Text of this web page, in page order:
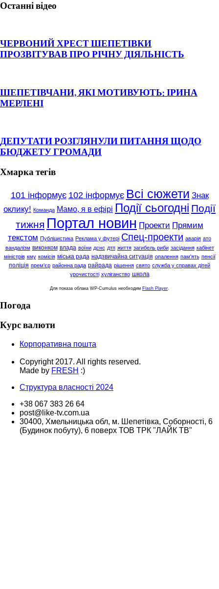
Останні відео
ЧЕРВОНИЙ ХРЕСТ ШЕПЕТІВКИ
ПРОЗВІТУВАВ ПРО РІЧНУ ДІЯЛЬНІСТЬ
ШЕПЕТІВЧАНИ, ЯКІ МОТИВУЮТЬ: ІРИНА
МЕРЛЕНІ
ДЕПУТАТИ РОЗГЛЯНУЛИ ПИТАННЯ ЩОДО
БЮДЖЕТУ ГРОМАДИ
Хмарка тегів
101 інформує 102 інформує Всі сюжети Знак
оклику! Команда Мамо, я в ефірі Події сьогодні Події
тижня Портал новин Проекти Прямим
текстом Публіцистика Реклама у футері Спец-проекти аварія ато
вандалізм виконком влада воїни дснс дтп життя загибель риби засідання кабінет
міністрів кму комісія міська рада надзвичайна ситуація опалення пам'ять пенсії
поліція прем'єр районна рада райрада рішення свято служба у справах дітей
урочистості хуліганство школа
Для показа облака WP-Cumulus необходим Flash Player
Погода
Курс валюти
Корпоративна пошта
Copyright 2017. All rights reserved.
Made by FRESH :)
Структура власності 2024
+38 067 383 26 64
post@like-tv.com.ua
30400, Хмельницька обл, м. Шепетівка, Соборності, 6
(Будинок побуту), 6 поверх ТОВ ТРК "ЛАЙК ТВ"